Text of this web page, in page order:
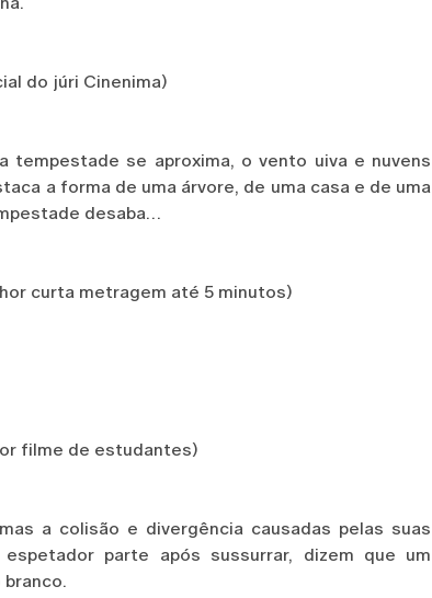
do júri Cinenima)
tempestade se aproxima, o vento uiva e nuvens
a forma de uma árvore, de uma casa e de uma
desaba…
curta metragem até 5 minutos)
filme de estudantes)
a colisão e divergência causadas pelas suas
parte após sussurrar, dizem que um